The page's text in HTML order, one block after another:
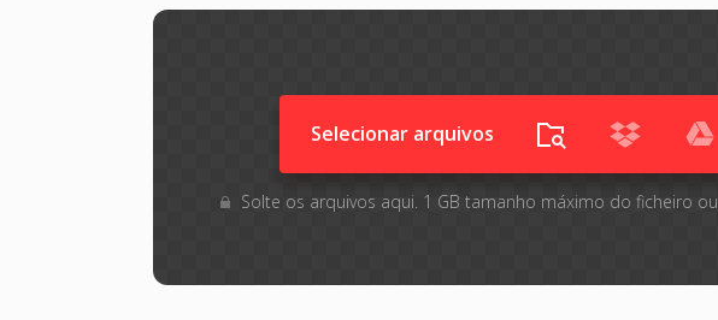
Selecionar arquivos
Solte os arquivos aqui. 1 GB tamanho máximo do ficheiro ou